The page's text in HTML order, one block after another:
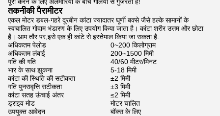
तकनीकी पैरामीटर
एकल मोटर डबल-गहरे दूरबीन कांटा ज्यादातर घूर्णी बक्से जैसे हल्के सामानों के
स्वचालित गोदाम भंडारण के लिए उपयोग किया जाता है। कांटा शरीर उत्तम और छोटा
है। आम तौर पर,इसे एक ही कांटे से इस्तेमाल किया जा सकता है.
अधिकतम पेलोड
0~200 किलोग्राम
अधिकतम लंबाई
200~1500 मिमी
गति की गति
40/60 मीटर/मिनट
भार के साथ झुकना
5-18 मिमी
कांटा की स्थिति की सटीकता
±2 मिमी
गति पुनरावृत्ति सटीकता
±3 मिमी
कांटा सतह ऊंचाई अंतर
≤2 मिमी
ड्राइव मोड
मोटर चालित
उपयुक्त आवेदन
बॉक्स के लिए